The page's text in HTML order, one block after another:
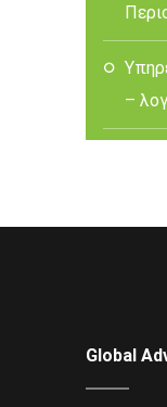
Υπηρεσίες ορκωτών ελεγκτών
–
Global